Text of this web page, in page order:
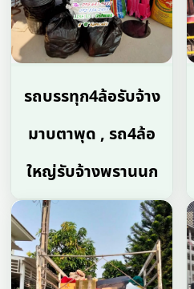
รถบรรทุก4ล้อรับจ้าง
มาบตาพุด , รถ4ล้อ
ใหญ่รับจ้างพรานนก